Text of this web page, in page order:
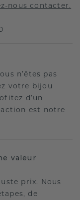
nous contacter.
n’êtes pas
votre bijou
d’un
est notre
valeur
prix. Nous
de